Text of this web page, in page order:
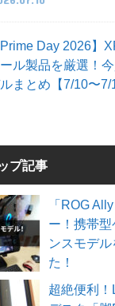
Prime Day 2026】
ル製品を厳選！
まとめ【7/10〜7/
プ記事
「ROG
ー！携帯
ンスモデ
た！
超絶便利